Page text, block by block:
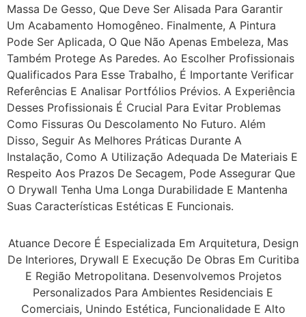
Massa De Gesso, Que Deve Ser Alisada Para Garantir
Um Acabamento Homogêneo. Finalmente, A Pintura
Pode Ser Aplicada, O Que Não Apenas Embeleza, Mas
Também Protege As Paredes. Ao Escolher Profissionais
Qualificados Para Esse Trabalho, É Importante Verificar
Referências E Analisar Portfólios Prévios. A Experiência
Desses Profissionais É Crucial Para Evitar Problemas
Como Fissuras Ou Descolamento No Futuro. Além
Disso, Seguir As Melhores Práticas Durante A
Instalação, Como A Utilização Adequada De Materiais E
Respeito Aos Prazos De Secagem, Pode Assegurar Que
O Drywall Tenha Uma Longa Durabilidade E Mantenha
Suas Características Estéticas E Funcionais.
Atuance Decore É Especializada Em Arquitetura, Design
De Interiores, Drywall E Execução De Obras Em Curitiba
E Região Metropolitana. Desenvolvemos Projetos
Personalizados Para Ambientes Residenciais E
Comerciais, Unindo Estética, Funcionalidade E Alto